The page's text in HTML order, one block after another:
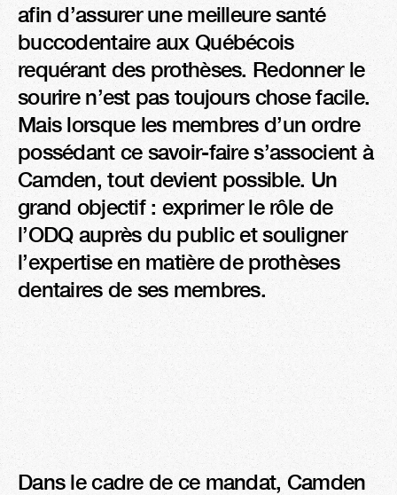
afin d’assurer une meilleure santé
buccodentaire aux Québécois
requérant des prothèses. Redonner le
sourire n’est pas toujours chose facile.
Mais lorsque les membres d’un ordre
possédant ce savoir-faire s’associent à
Camden, tout devient possible. Un
grand objectif : exprimer le rôle de
l’ODQ auprès du public et souligner
l’expertise en matière de prothèses
dentaires de ses membres.
Dans le cadre de ce mandat, Camden